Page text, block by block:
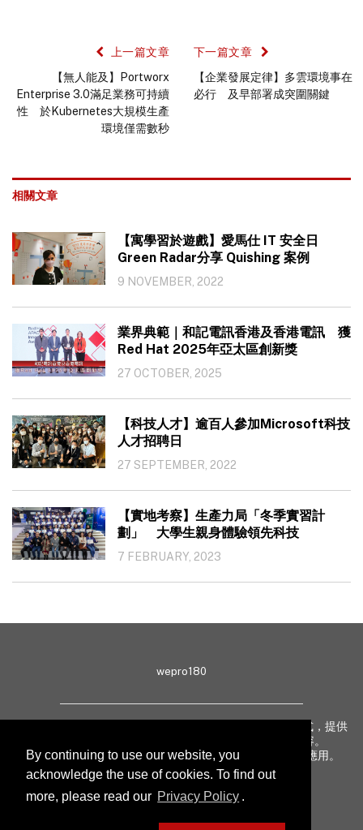
By continuing to use our website, you
acknowledge the use of cookies. To find out
more, please read our Privacy Policy .
上一篇文章
【無人能及】Portworx
Enterprise 3.0滿足業務可持續
性 於Kubernetes大規模生產
環境僅需數秒
下一篇文章
【企業發展定律】多雲環境事在
必行 及早部署成突圍關鍵
相關文章
【寓學習於遊戲】愛馬仕 IT 安全日
Green Radar分享 Quishing 案例
9 NOVEMBER, 2022
業界典範｜和記電訊香港及香港電訊 獲
Red Hat 2025年亞太區創新獎
27 OCTOBER, 2025
【科技人才】逾百人參加Microsoft科技
人才招聘日
27 SEPTEMBER, 2022
【實地考察】生產力局「冬季實習計
劃」 大學生親身體驗領先科技
7 FEBRUARY, 2023
wepro180
wepro180 由 IT 業界專家組成，以生動有趣、深入淺出方式，提供
最新 IT 動態、趨勢、技術、行業熱話、專題報導等內容。
致力提升亞太地區科技知識及網絡安全意識，促進新技術應用。